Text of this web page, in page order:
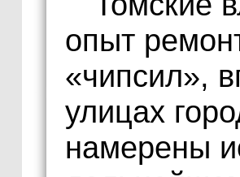
опыт
«чипсил»,
улицах
намерены